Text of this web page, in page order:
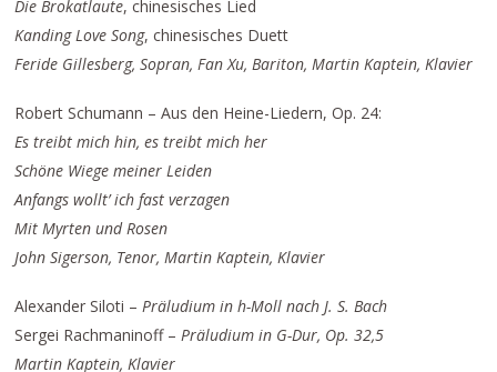
Die Brokatlaute, chinesisches Lied
Kanding Love Song, chinesisches Duett
Feride Gillesberg, Sopran, Fan Xu, Bariton, Martin Kaptein, Klavier
Robert Schumann – Aus den Heine-Liedern, Op. 24:
Es treibt mich hin, es treibt mich her
Schöne Wiege meiner Leiden
Anfangs wollt’ ich fast verzagen
Mit Myrten und Rosen
John Sigerson, Tenor, Martin Kaptein, Klavier
Alexander Siloti – Präludium in h-Moll nach J. S. Bach
Sergei Rachmaninoff – Präludium in G-Dur, Op. 32,5
Martin Kaptein, Klavier